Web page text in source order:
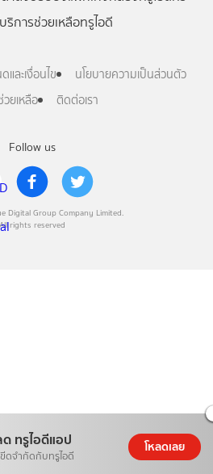
ทรูไอดีแอป
ดจำกัดกับทรูไอดี
โหลดเลย
Follow us
Digital Group Company Limited.
All rights reserved
บริการช่วยเหลือทรูไอดี
และเงื่อนไข
นโยบายความเป็นส่วนตัว
ยเหลือ
ติดต่อเรา